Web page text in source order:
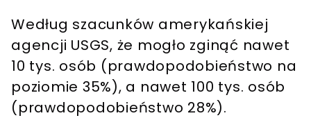
Według szacunków amerykańskiej
agencji USGS, że mogło zginąć nawet
10 tys. osób (prawdopodobieństwo na
poziomie 35%), a nawet 100 tys. osób
(prawdopodobieństwo 28%).